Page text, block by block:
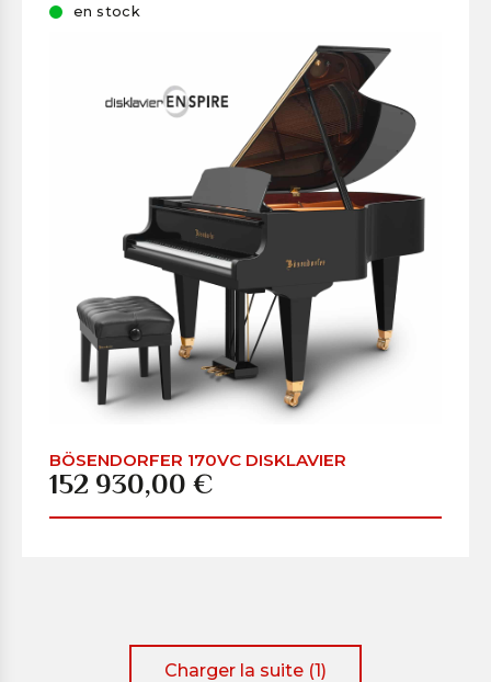
en stock
BÖSENDORFER 170VC DISKLAVIER
152 930,00 €
Charger la suite (1)